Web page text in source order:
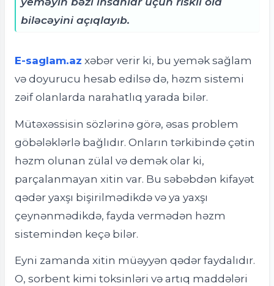
biləcəyini açıqlayıb.
E-saglam.az xəbər verir ki, bu yemək sağlam
və doyurucu hesab edilsə də, həzm sistemi
zəif olanlarda narahatlıq yarada bilər.
Mütəxəssisin sözlərinə görə, əsas problem
göbələklərlə bağlıdır. Onların tərkibində çətin
həzm olunan zülal və demək olar ki,
parçalanmayan xitin var. Bu səbəbdən kifayət
qədər yaxşı bişirilmədikdə və ya yaxşı
çeynənmədikdə, fayda vermədən həzm
sistemindən keçə bilər.
Eyni zamanda xitin müəyyən qədər faydalıdır.
O, sorbent kimi toksinləri və artıq maddələri